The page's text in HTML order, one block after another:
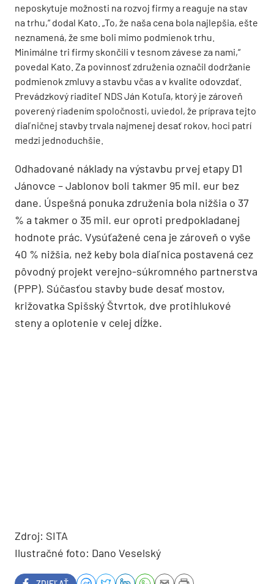
neposkytuje možnosti na rozvoj firmy a reaguje na stav
na trhu,“ dodal Kato. „To, že naša cena bola najlepšia, ešte
neznamená, že sme boli mimo podmienok trhu.
Minimálne tri firmy skončili v tesnom závese za nami,“
povedal Kato. Za povinnosť združenia označil dodržanie
podmienok zmluvy a stavbu včas a v kvalite odovzdať.
Prevádzkový riaditeľ NDS Ján Kotuľa, ktorý je zároveň
poverený riadením spoločnosti, uviedol, že príprava tejto
diaľničnej stavby trvala najmenej desať rokov, hoci patrí
medzi jednoduchšie.
Odhadované náklady na výstavbu prvej etapy D1
Jánovce – Jablonov boli takmer 95 mil. eur bez
dane. Úspešná ponuka združenia bola nižšia o 37
% a takmer o 35 mil. eur oproti predpokladanej
hodnote prác. Vysúťažené cena je zároveň o vyše
40 % nižšia, než keby bola diaľnica postavená cez
pôvodný projekt verejno-súkromného partnerstva
(PPP). Súčasťou stavby bude desať mostov,
križovatka Spišský Štvrtok, dve protihlukové
steny a oplotenie v celej dĺžke.
Zdroj: SITA
Ilustračné foto: Dano Veselský